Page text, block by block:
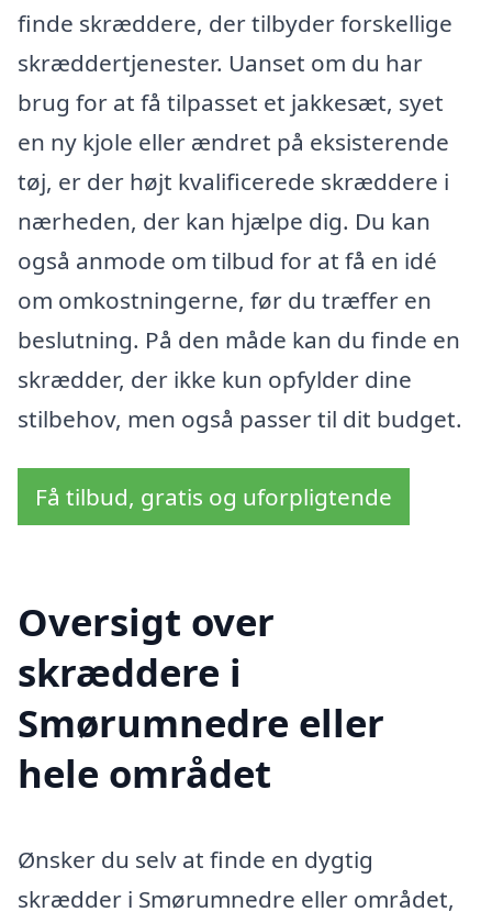
finde skræddere, der tilbyder forskellige
skræddertjenester. Uanset om du har
brug for at få tilpasset et jakkesæt, syet
en ny kjole eller ændret på eksisterende
tøj, er der højt kvalificerede skræddere i
nærheden, der kan hjælpe dig. Du kan
også anmode om tilbud for at få en idé
om omkostningerne, før du træffer en
beslutning. På den måde kan du finde en
skrædder, der ikke kun opfylder dine
stilbehov, men også passer til dit budget.
Få tilbud, gratis og uforpligtende
Oversigt over
skræddere i
Smørumnedre eller
hele området
Ønsker du selv at finde en dygtig
skrædder i Smørumnedre eller området,